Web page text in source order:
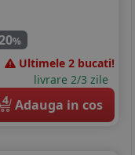
%
Ultimele 2 bucati!
livrare 2/3 zile
4 Adauga in cos